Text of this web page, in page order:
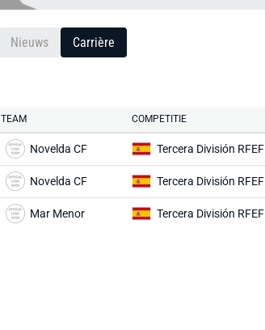
Nieuws Carrière
TEAM COMPETITIE
Novelda CF Tercera División RFEF
Novelda CF Tercera División RFEF
Mar Menor Tercera División RFEF